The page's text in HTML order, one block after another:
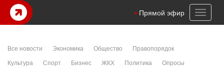
Toggle
Прямой эфир
Все новости Экономика Общество
Правопорядок
Культура
Спорт Бизнес ЖКХ Политика
Опросы